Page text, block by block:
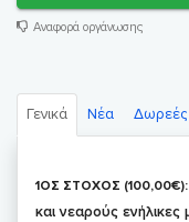
Αναφορά οργάνωσης
Γενικά Νέα Δωρεές
1ΟΣ ΣΤΟΧΟΣ (100,00€):
και νεαρούς ενήλικες